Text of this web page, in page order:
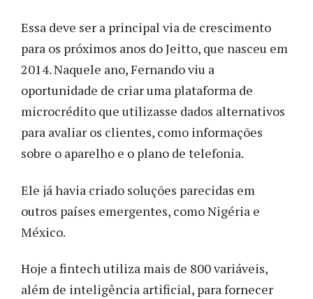
Essa deve ser a principal via de crescimento
para os próximos anos do Jeitto, que nasceu em
2014. Naquele ano, Fernando viu a
oportunidade de criar uma plataforma de
microcrédito que utilizasse dados alternativos
para avaliar os clientes, como informações
sobre o aparelho e o plano de telefonia.
Ele já havia criado soluções parecidas em
outros países emergentes, como Nigéria e
México.
Hoje a fintech utiliza mais de 800 variáveis,
além de inteligência artificial, para fornecer